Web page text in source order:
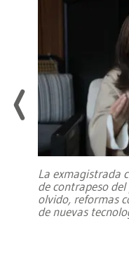
La exmagistrada
de contrapeso
olvido, reformas
de nuevas